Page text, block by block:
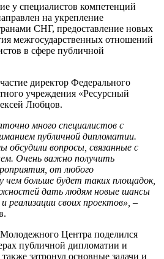
у специалистов компетенций
на укрепление
СНГ, предоставление новых
межгосударственных отношений
в сфере публичной
директор Федерального
учреждения «Ресурсный
Любцов.
много специалистов с
публичной дипломатии.
обсудили вопросы, связанные с
Очень важно получить
от любого
чем больше будет таких площадок,
дать людям новые шансы
реализации своих проектов», –
Центра поделился
публичной дипломатии и
затронул основные задачи и